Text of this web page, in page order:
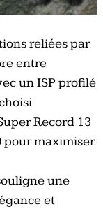
reliées par
entre
un ISP profilé
Record 13
pour maximiser
une
et